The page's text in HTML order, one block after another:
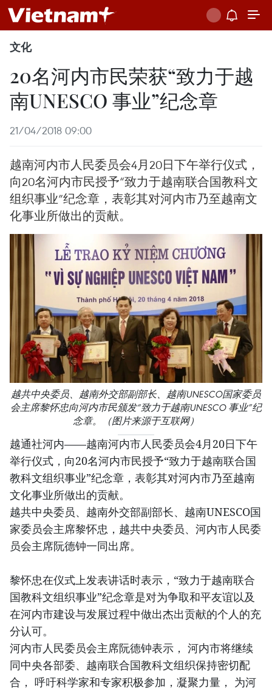
文化
20名河内市民荣获“致力于越
南UNESCO 事业”纪念章
21/04/2018 09:00
越南河内市人民委员会4月20日下午举行仪式，
向20名河内市民授予“致力于越南联合国教科文
组织事业”纪念章，表彰其对河内市乃至越南文
化事业所做出的贡献。
越共中央委员、越南外交部副部长、越南UNESCO国家委员
会主席黎怀忠向河内市民颁发“致力于越南UNESCO 事业”纪
念章。（图片来源于互联网）
越通社河内——越南河内市人民委员会4月20日下午
举行仪式，向20名河内市民授予“致力于越南联合国
教科文组织事业”纪念章，表彰其对河内市乃至越南
文化事业所做出的贡献。
越共中央委员、越南外交部副部长、越南UNESCO国
家委员会主席黎怀忠，越共中央委员、河内市人民委
员会主席阮德钟一同出席。
黎怀忠在仪式上发表讲话时表示，“致力于越南联合
国教科文组织事业”纪念章是对为争取和平友谊以及
在河内市建设与发展过程中做出杰出贡献的个人的充
分认可。
河内市人民委员会主席阮德钟表示， 河内市将继续
同中央各部委、越南联合国教科文组织保持密切配
合， 呼吁科学家和专家积极参加，凝聚力量， 为河